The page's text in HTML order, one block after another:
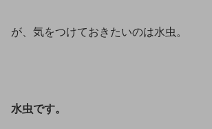
が、気をつけておきたいのは水虫。
水虫です。